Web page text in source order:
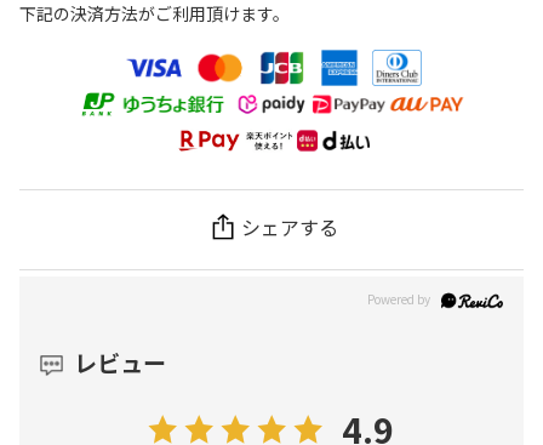
下記の決済方法がご利用頂けます。
シェアする
レビュー
4.9